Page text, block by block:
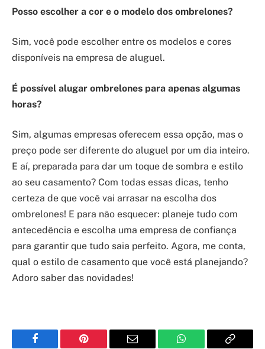
Posso escolher a cor e o modelo dos ombrelones?
Sim, você pode escolher entre os modelos e cores
disponíveis na empresa de aluguel.
É possível alugar ombrelones para apenas algumas
horas?
Sim, algumas empresas oferecem essa opção, mas o
preço pode ser diferente do aluguel por um dia inteiro.
E aí, preparada para dar um toque de sombra e estilo
ao seu casamento? Com todas essas dicas, tenho
certeza de que você vai arrasar na escolha dos
ombrelones! E para não esquecer: planeje tudo com
antecedência e escolha uma empresa de confiança
para garantir que tudo saia perfeito. Agora, me conta,
qual o estilo de casamento que você está planejando?
Adoro saber das novidades!